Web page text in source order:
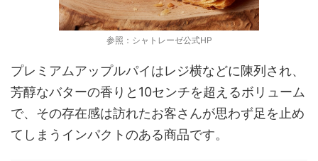
参照：シャトレーゼ公式HP
プレミアムアップルパイはレジ横などに陳列され、
芳醇なバターの香りと10センチを超えるボリューム
で、その存在感は訪れたお客さんが思わず足を止め
てしまうインパクトのある商品です。